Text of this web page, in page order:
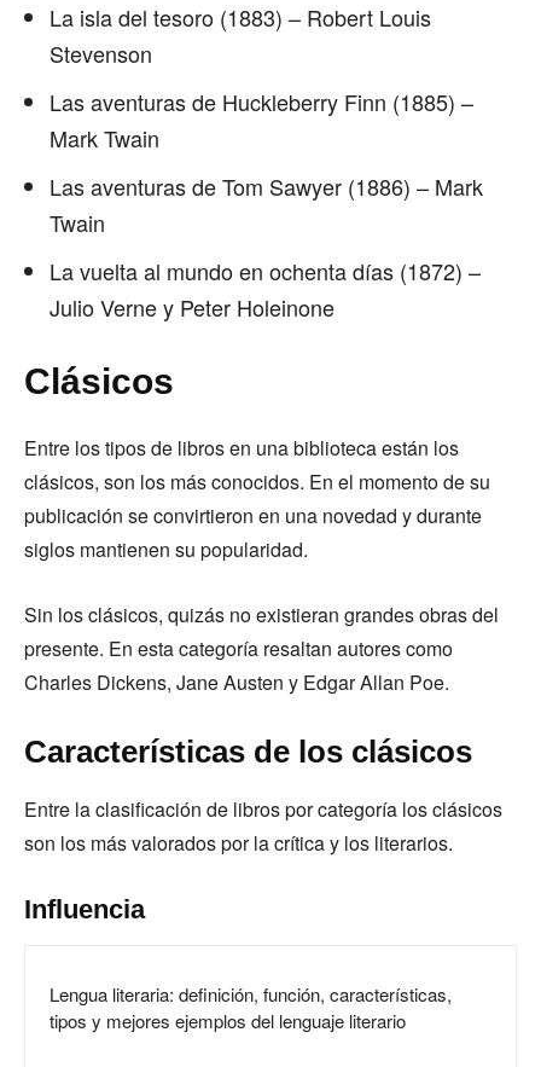
La isla del tesoro (1883) – Robert Louis
Stevenson
Las aventuras de Huckleberry Finn (1885) –
Mark Twain
Las aventuras de Tom Sawyer (1886) – Mark
Twain
La vuelta al mundo en ochenta días (1872) –
Julio Verne y Peter Holeinone
Clásicos
Entre los tipos de libros en una biblioteca están los
clásicos, son los más conocidos. En el momento de su
publicación se convirtieron en una novedad y durante
siglos mantienen su popularidad.
Sin los clásicos, quizás no existieran grandes obras del
presente. En esta categoría resaltan autores como
Charles Dickens, Jane Austen y Edgar Allan Poe.
Características de los clásicos
Entre la clasificación de libros por categoría los clásicos
son los más valorados por la crítica y los literarios.
Influencia
Lengua literaria: definición, función, características,
tipos y mejores ejemplos del lenguaje literario